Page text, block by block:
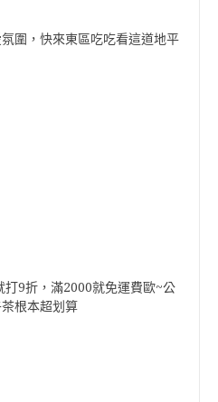
圍，快來東區吃吃看這道地平
9折， 滿2000就免運費歐~公
根本超划算